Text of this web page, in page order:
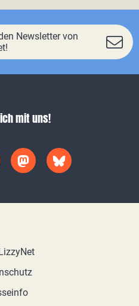
Newsletter von
mit uns!